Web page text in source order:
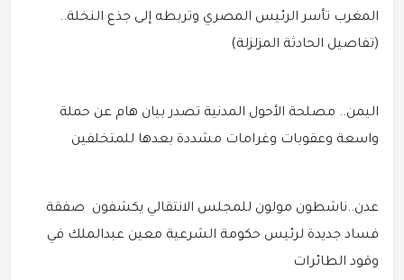
المغرب تأسر الرئيس المصري وتربطه إلى جذع النخلة..
(تفاصيل الحادثة المزلزلة)
اليمن.. مصلحة الأحول المدنية تصدر بيان هام عن حملة
واسعة وعقوبات وغرامات مشددة بعدها للمتخلفين
عدن..ناشطون مولون للمجلس الانتقالي يكشفون صفقة
فساد جديدة لرئيس حكومة الشرعية معين عبدالملك في
وقود الطائرات